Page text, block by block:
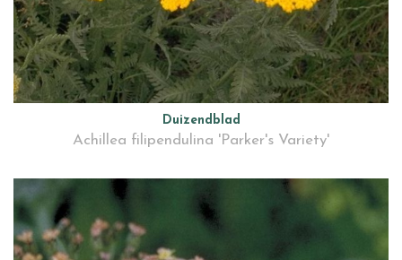
Duizendblad
Achillea filipendulina 'Parker's Variety'